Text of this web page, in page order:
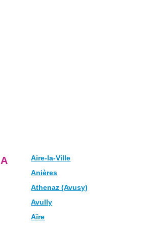
A
Aire-la-Ville
Anières
Athenaz (Avusy)
Avully
Aïre